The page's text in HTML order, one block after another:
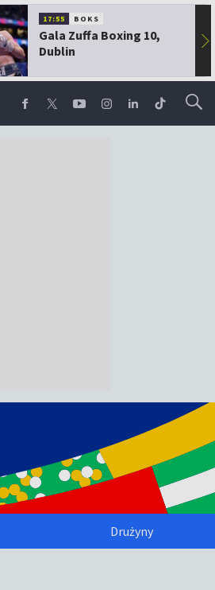
17:55 BOKS
Gala Zuffa Boxing 10,
Dublin
▶
Drużyny